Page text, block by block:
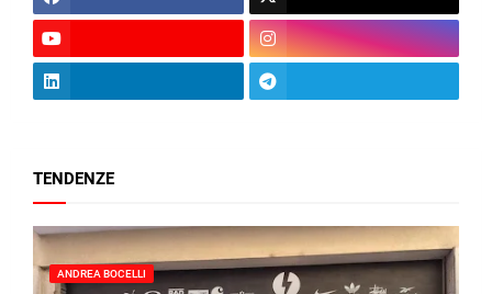
TENDENZE
ANDREA BOCELLI